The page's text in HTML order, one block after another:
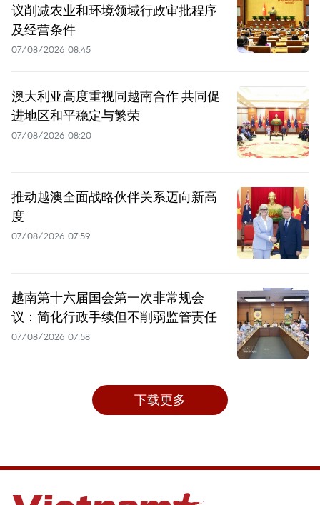
议削减农业和环境领域行政审批程序
及经营条件
07/08/2026 08:45
澳大利亚高度重视同越南合作 共同促
进地区和平稳定与繁荣
07/08/2026 08:20
推动越澳全面战略伙伴关系迈向新高
度
07/08/2026 07:59
越南第十六届国会第一次非常规会
议：简化行政手续但不削弱监管责任
07/08/2026 07:58
下载更多